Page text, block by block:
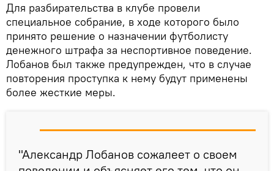
Для разбирательства в клубе провели
специальное собрание, в ходе которого было
принято решение о назначении футболисту
денежного штрафа за неспортивное поведение.
Лобанов был также предупрежден, что в случае
повторения проступка к нему будут применены
более жесткие меры.
"Александр Лобанов сожалеет о своем